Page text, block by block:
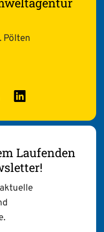
Pölten
LinkedIn
Laufenden